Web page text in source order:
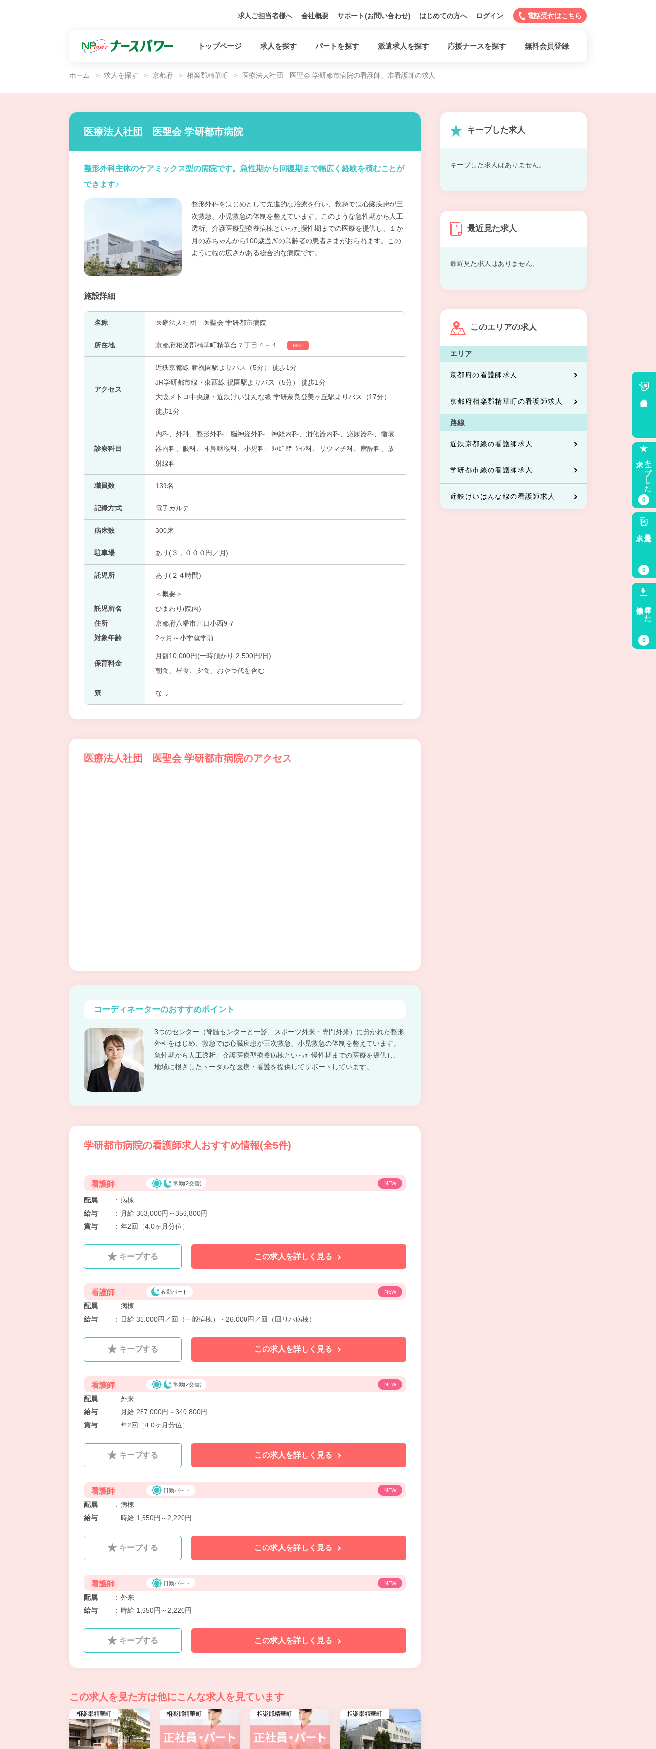
求人ご担当者様へ 会社概要 サポート(お問い合わせ) はじめての方へ ログイン 電話受付はこちら
トップページ 求人を探す パートを探す 派遣求人を探す 応援ナースを探す 無料会員登録
ホーム 求人を探す 京都府 相楽郡精華町 医療法人社団 医聖会 学研都市病院の看護師、准看護師の求人
医療法人社団 医聖会 学研都市病院
整形外科主体のケアミックス型の病院です。急性期から回復期まで幅広く経験を積むことが
できます♪
整形外科をはじめとして先進的な治療を行い、救急では心臓疾患が三
次救急、小児救急の体制を整えています。このような急性期から人工
透析、介護医療型療養病棟といった慢性期までの医療を提供し、１か
月の赤ちゃんから100歳過ぎの高齢者の患者さまがおられます。この
ように幅の広さがある総合的な病院です。
施設詳細
名称 医療法人社団 医聖会 学研都市病院
所在地 京都府相楽郡精華町精華台７丁目４－１ MAP
アクセス
近鉄京都線 新祝園駅よりバス（5分） 徒歩1分
JR学研都市線・東西線 祝園駅よりバス（5分） 徒歩1分
大阪メトロ中央線・近鉄けいはんな線 学研奈良登美ヶ丘駅よりバス（17分）
徒歩1分
診療科目
内科、外科、整形外科、脳神経外科、神経内科、消化器内科、泌尿器科、循環
器内科、眼科、耳鼻咽喉科、小児科、ﾘﾊﾋﾞﾘﾃｰｼｮﾝ科、リウマチ科、麻酔科、放
射線科
職員数 139名
記録方式 電子カルテ
病床数 300床
駐車場 あり(３，０００円／月)
託児所 あり(２４時間)
＜概要＞
託児所名
ひまわり(院内)
住所
京都府八幡市川口小西9-7
対象年齢
2ヶ月～小学就学前
保育料金
月額10,000円(一時預かり 2,500円/日)
朝食、昼食、夕食、おやつ代を含む
寮 なし
医療法人社団 医聖会 学研都市病院のアクセス
コーディネーターのおすすめポイント
3つのセンター（脊髄センターと一診、スポーツ外来・専門外来）に分かれた整形
外科をはじめ、救急では心臓疾患が三次救急、小児救急の体制を整えています。
急性期から人工透析、介護医療型療養病棟といった慢性期までの医療を提供し、
地域に根ざしたトータルな医療・看護を提供してサポートしています。
学研都市病院の看護師求人おすすめ情報(全5件)
看護師 常勤(2交替) NEW
配属 : 病棟
給与
:
月給 303,000円～356,800円
賞与
: 年2回（4.0ヶ月分位）
キープする この求人を詳しく見る
看護師 夜勤パート NEW
配属 : 病棟
給与
: 日給 33,000円／回（一般病棟）・26,000円／回（回リハ病棟）
キープする この求人を詳しく見る
看護師 常勤(2交替) NEW
配属 : 外来
給与
:
月給 287,000円～340,800円
賞与
: 年2回（4.0ヶ月分位）
キープする この求人を詳しく見る
看護師 日勤パート NEW
配属 : 病棟
給与
: 時給 1,650円～2,220円
キープする この求人を詳しく見る
看護師 日勤パート NEW
配属 : 外来
給与
: 時給 1,650円～2,220円
キープする この求人を詳しく見る
この求人を見た方は他にこんな求人を見ています
相楽郡精華町 相楽郡精華町 相楽郡精華町 相楽郡精華町
キープした求人
キープした求人はありません。
最近見た求人
最近見た求人はありません。
このエリアの求人
エリア
京都府の看護師求人
京都府相楽郡精華町の看護師求人
路線
近鉄京都線の看護師求人
学研都市線の看護師求人
近鉄けいはんな線の看護師求人
キープした
0
最近見た
0
保存した
0